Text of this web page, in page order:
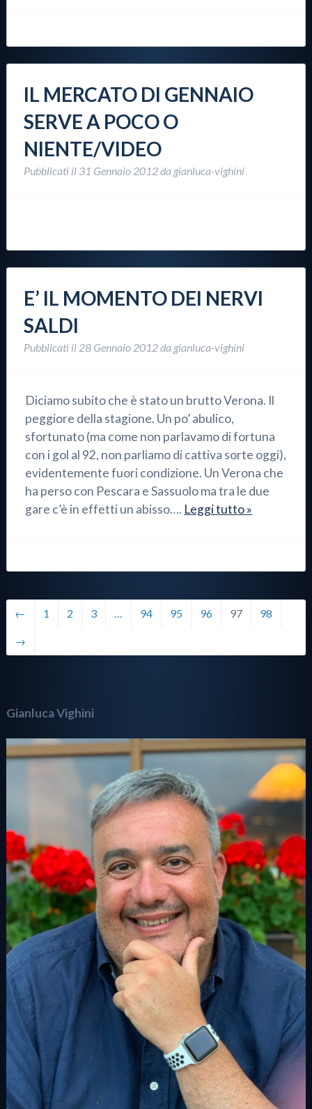
IL MERCATO DI GENNAIO
SERVE A POCO O
NIENTE/VIDEO
Pubblicati il 31 Gennaio 2012da gianluca-vighini
E’ IL MOMENTO DEI NERVI
SALDI
Pubblicati il 28 Gennaio 2012da gianluca-vighini
Diciamo subito che è stato un brutto Verona. Il
peggiore della stagione. Un po’ abulico,
sfortunato (ma come non parlavamo di fortuna
con i gol al 92, non parliamo di cattiva sorte oggi),
evidentemente fuori condizione. Un Verona che
ha perso con Pescara e Sassuolo ma tra le due
gare c’è in effetti un abisso…. Leggi tutto »
← 1 2 3 … 94 95 96 97 98
→
Gianluca Vighini